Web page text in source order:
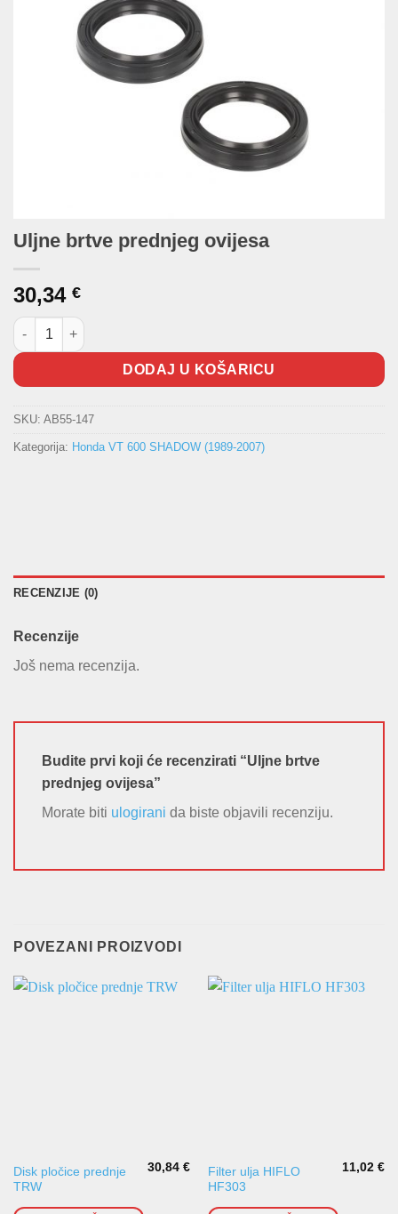
Uljne brtve prednjeg ovijesa
30,34 €
Uljne brtve prednjeg ovijesa količina
DODAJ U KOŠARICU
SKU: AB55-147
Kategorija: Honda VT 600 SHADOW (1989-2007)
RECENZIJE (0)
Recenzije
Još nema recenzija.
Budite prvi koji će recenzirati “Uljne brtve
prednjeg ovijesa”
Morate biti ulogirani da biste objavili recenziju.
POVEZANI PROIZVODI
Disk pločice prednje
TRW
30,84€
Filter ulja HIFLO
HF303
11,02€